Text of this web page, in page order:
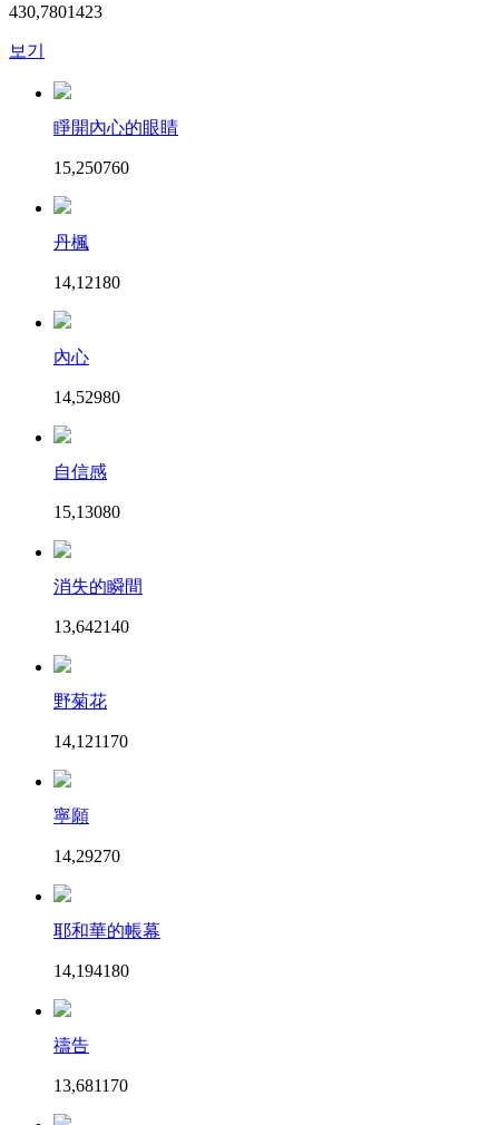
430,7801423
보기
睜開內心的眼睛
15,250760
丹楓
14,12180
內心
14,52980
自信感
15,13080
消失的瞬間
13,642140
野菊花
14,121170
寧願
14,29270
耶和華的帳幕
14,194180
禱告
13,681170